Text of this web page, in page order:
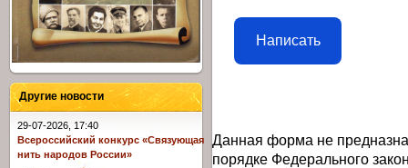
Написать
Данная форма не
порядке Федерального
Другие новости
29-07-2026, 17:40
Всероссийский конкурс «Связующая
нить народов России»